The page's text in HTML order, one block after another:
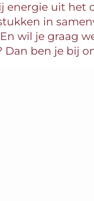
energie uit het
in
wil je graag
ben je bij